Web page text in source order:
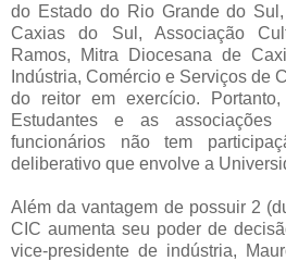
do Estado do Rio Grande do
Caxias do Sul, Associação
Ramos, Mitra Diocesana de
Indústria, Comércio e Serviços de
do reitor em exercício.
Estudantes e as
funcionários não tem
deliberativo que envolve a
Além da vantagem de possuir 2
CIC aumenta seu poder de
vice-presidente de indústria,